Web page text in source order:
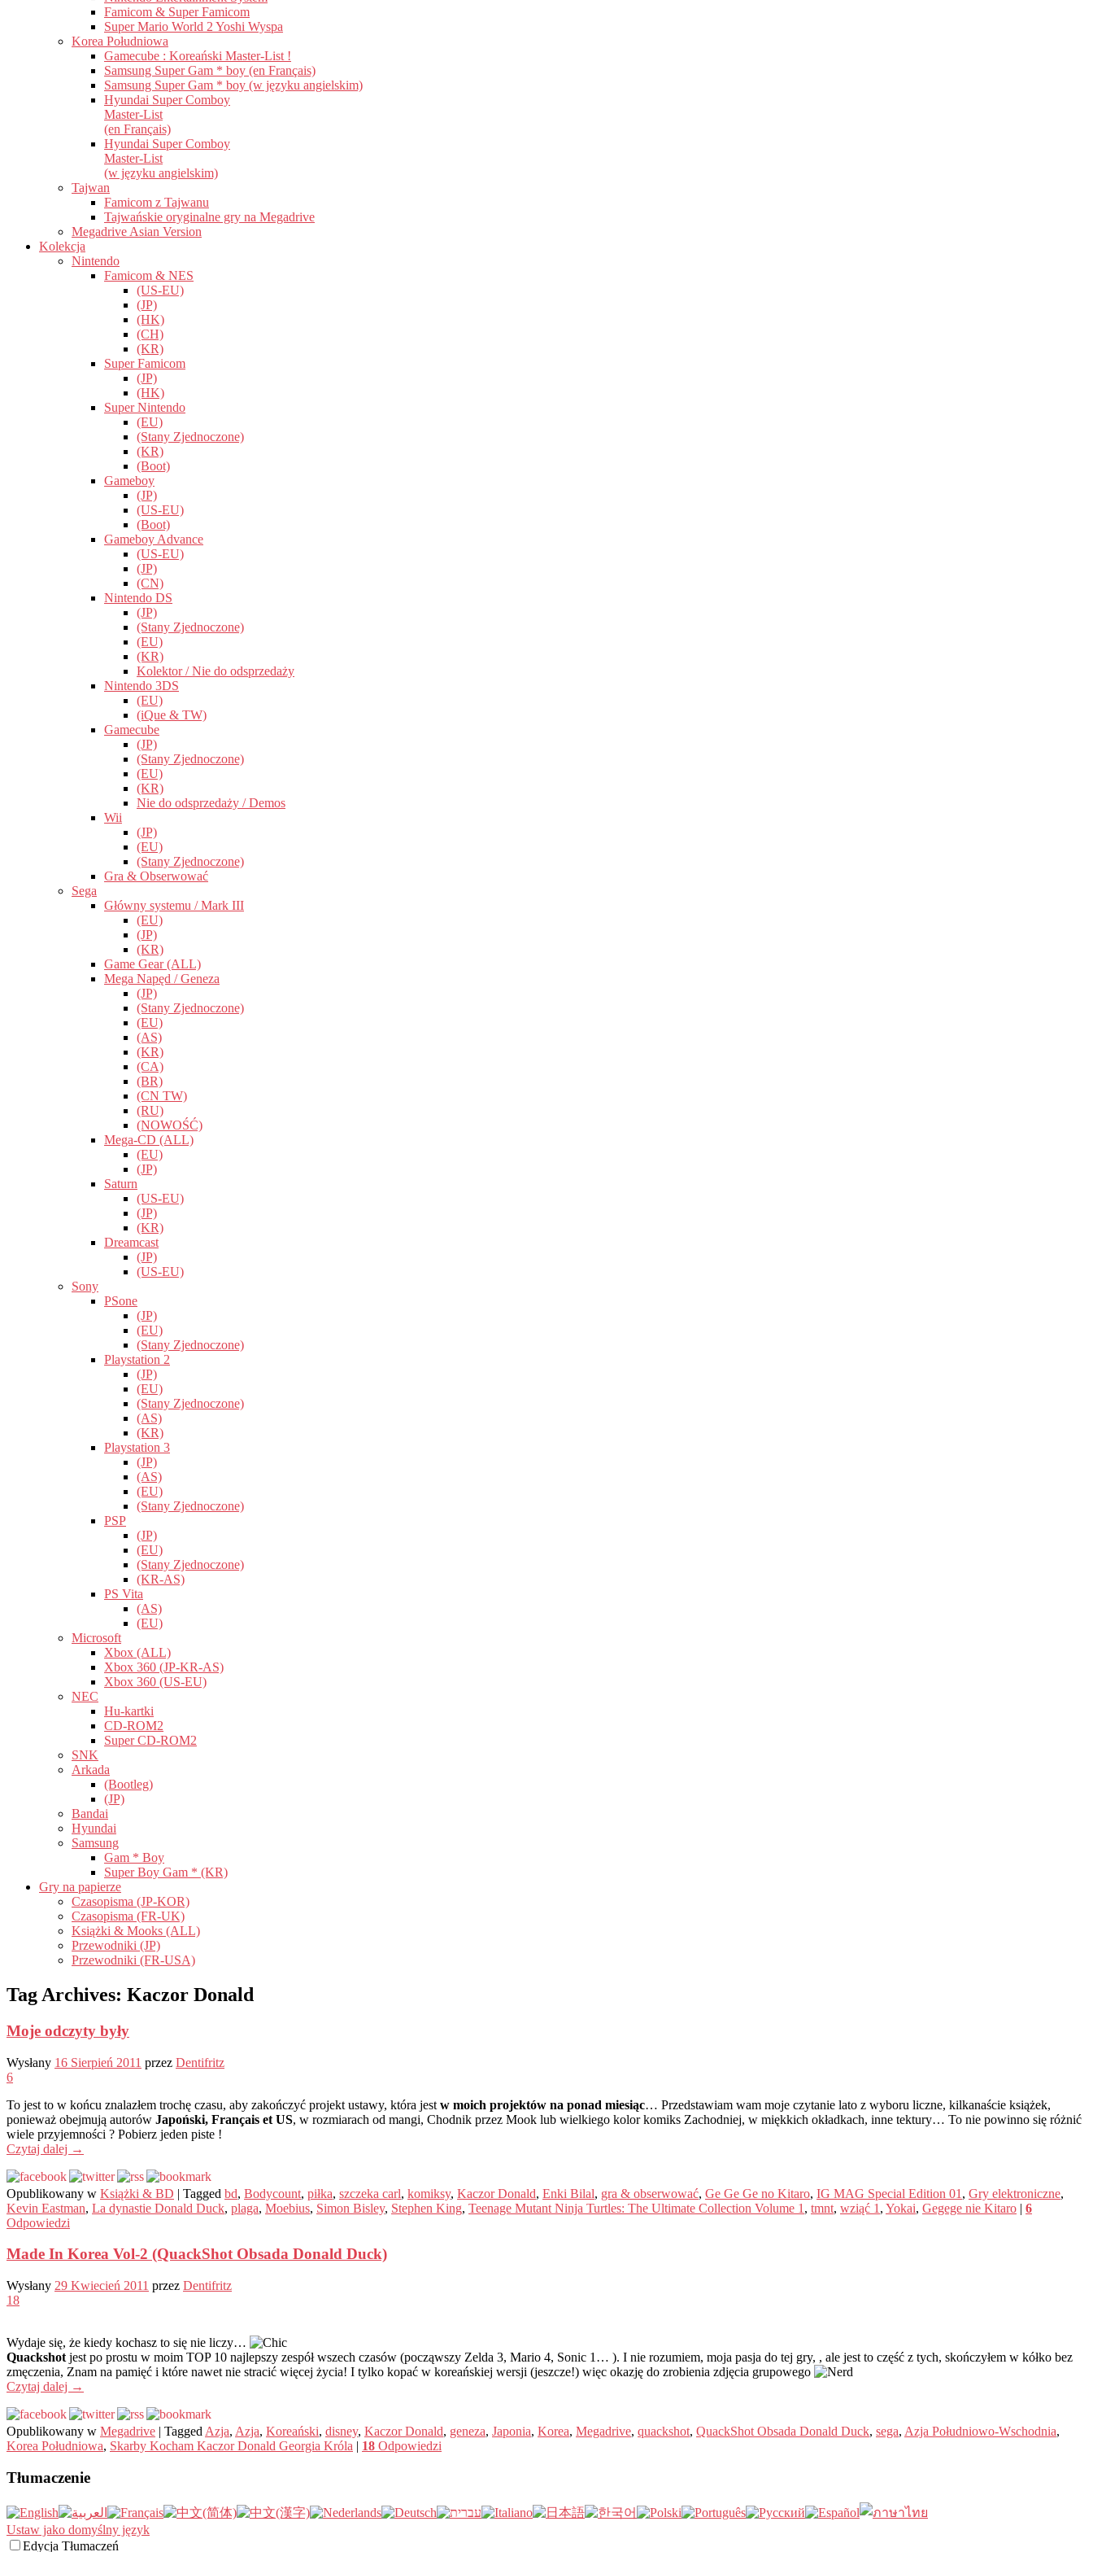
Famicom & Super Famicom
Super Mario World 2 Yoshi Wyspa
Korea Południowa
Gamecube : Koreański Master-List !
Samsung Super Gam * boy (en Français)
Samsung Super Gam * boy (w języku angielskim)
Hyundai Super Comboy
Master-List
(en Français)
Hyundai Super Comboy
Master-List
(w języku angielskim)
Tajwan
Famicom z Tajwanu
Tajwańskie oryginalne gry na Megadrive
Megadrive Asian Version
Kolekcja
Nintendo
Famicom & NES
(US-EU)
(JP)
(HK)
(CH)
(KR)
Super Famicom
(JP)
(HK)
Super Nintendo
(EU)
(Stany Zjednoczone)
(KR)
(Boot)
Gameboy
(JP)
(US-EU)
(Boot)
Gameboy Advance
(US-EU)
(JP)
(CN)
Nintendo DS
(JP)
(Stany Zjednoczone)
(EU)
(KR)
Kolektor / Nie do odsprzedaży
Nintendo 3DS
(EU)
(iQue & TW)
Gamecube
(JP)
(Stany Zjednoczone)
(EU)
(KR)
Nie do odsprzedaży / Demos
Wii
(JP)
(EU)
(Stany Zjednoczone)
Gra & Obserwować
Sega
Główny systemu / Mark III
(EU)
(JP)
(KR)
Game Gear (ALL)
Mega Napęd / Geneza
(JP)
(Stany Zjednoczone)
(EU)
(AS)
(KR)
(CA)
(BR)
(CN TW)
(RU)
(NOWOŚĆ)
Mega-CD (ALL)
(EU)
(JP)
Saturn
(US-EU)
(JP)
(KR)
Dreamcast
(JP)
(US-EU)
Sony
PSone
(JP)
(EU)
(Stany Zjednoczone)
Playstation 2
(JP)
(EU)
(Stany Zjednoczone)
(AS)
(KR)
Playstation 3
(JP)
(AS)
(EU)
(Stany Zjednoczone)
PSP
(JP)
(EU)
(Stany Zjednoczone)
(KR-AS)
PS Vita
(AS)
(EU)
Microsoft
Xbox (ALL)
Xbox 360 (JP-KR-AS)
Xbox 360 (US-EU)
NEC
Hu-kartki
CD-ROM2
Super CD-ROM2
SNK
Arkada
(Bootleg)
(JP)
Bandai
Hyundai
Samsung
Gam * Boy
Super Boy Gam * (KR)
Gry na papierze
Czasopisma (JP-KOR)
Czasopisma (FR-UK)
Książki & Mooks (ALL)
Przewodniki (JP)
Przewodniki (FR-USA)
Tag Archives: Kaczor Donald
Moje odczyty były
Wysłany 16 Sierpień 2011 przez Dentifritz
6
To jest to w końcu znalazłem trochę czasu, aby zakończyć projekt ustawy, która jest w moich projektów na ponad miesiąc… Przedstawiam wam moje czytanie lato z wyboru liczne, kilkanaście książek,
ponieważ obejmują autorów Japoński, Français et US, w rozmiarach od mangi, Chodnik przez Mook lub wielkiego kolor komiks Zachodniej, w miękkich okładkach, inne tektury… To nie powinno się różnić
wiele przyjemności ? Pobierz jeden piste !
Czytaj dalej →
Opublikowany w Książki & BD | Tagged bd, Bodycount, piłka, szczeka carl, komiksy, Kaczor Donald, Enki Bilal, gra & obserwować, Ge Ge Ge no Kitaro, IG MAG Special Edition 01 , Gry elektroniczne,
Kevin Eastman, La dynastie Donald Duck, plaga, Moebius, Simon Bisley, Stephen King, Teenage Mutant Ninja Turtles: The Ultimate Collection Volume 1 , tmnt, wziąć 1 , Yokai, Gegege nie Kitaro | 6
Odpowiedzi
Made In Korea Vol-2 (QuackShot Obsada Donald Duck)
Wysłany 29 Kwiecień 2011 przez Dentifritz
18
Wydaje się, że kiedy kochasz to się nie liczy…
Quackshot jest po prostu w moim TOP 10 najlepszy zespół wszech czasów (począwszy Zelda 3, Mario 4, Sonic 1… ). I nie rozumiem, moja pasja do tej gry, , ale jest to część z tych, skończyłem w kółko bez
zmęczenia, Znam na pamięć i które nawet nie stracić więcej życia! I tylko kopać w koreańskiej wersji (jeszcze!) więc okazję do zrobienia zdjęcia grupowego
Czytaj dalej →
Opublikowany w Megadrive | Tagged Azja, Azja, Koreański, disney, Kaczor Donald, geneza, Japonia, Korea, Megadrive, quackshot, QuackShot Obsada Donald Duck, sega, Azja Południowo-Wschodnia,
Korea Południowa, Skarby Kocham Kaczor Donald Georgia Króla | 18 Odpowiedzi
Tłumaczenie
Ustaw jako domyślny język
Edycja Tłumaczeń